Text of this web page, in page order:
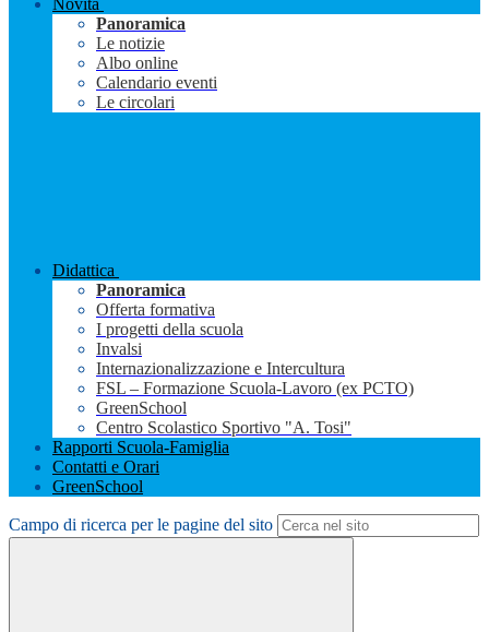
Novità
Panoramica
Le notizie
Albo online
Calendario eventi
Le circolari
Didattica
Panoramica
Offerta formativa
I progetti della scuola
Invalsi
Internazionalizzazione e Intercultura
FSL – Formazione Scuola-Lavoro (ex PCTO)
GreenSchool
Centro Scolastico Sportivo "A. Tosi"
Rapporti Scuola-Famiglia
Contatti e Orari
GreenSchool
Campo di ricerca per le pagine del sito